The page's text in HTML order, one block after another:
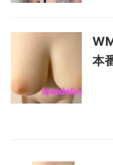
本